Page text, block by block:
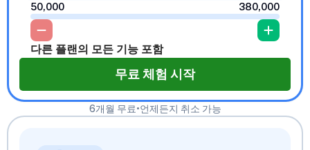
50,000 380,000
다른 플랜의 모든 기능 포함
무료 체험 시작
6개월 무료•언제든지 취소 가능